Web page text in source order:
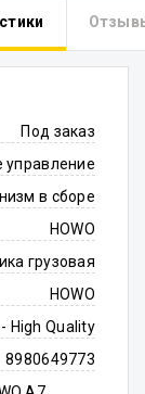
Под заказ
управление
в сборе
HOWO
грузовая
HOWO
- High Quality
8980649773